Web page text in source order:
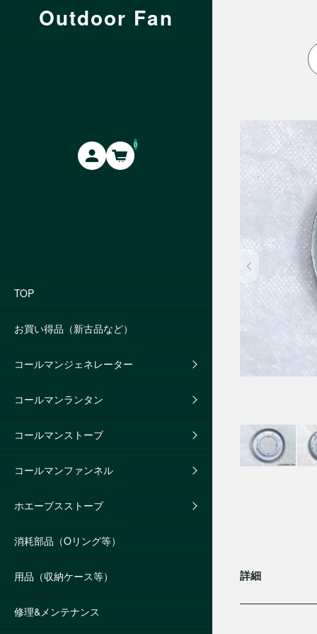
Outdoor Fan
0
TOP
お買い得品（新古品など）
コールマンジェネレーター
コールマンランタン
コールマンストーブ
コールマンファンネル
ホエーブスストーブ
消耗部品（Oリング等）
用品（収納ケース等）
修理&メンテナンス
詳細